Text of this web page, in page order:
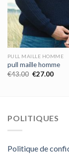
PULL MAILLE HOMME
pull maille homme
€43.00 €27.00
POLITIQUES
Politique de